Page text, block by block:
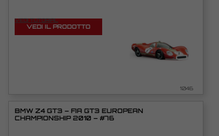
VEDI TUTORIAL
VEDI IL PRODOTTO
1046
BMW Z4 GT3 – FIA GT3 EUROPEAN
CHAMPIONSHIP 2010 – #76